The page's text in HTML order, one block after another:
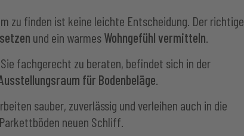
zu finden ist keine leichte Entscheidung. Der richtige
und ein warmesWohngefühl vermitteln
fachgerecht zu beraten, befindet sich in der
für Bodenbeläge
sauber, zuverlässig und verleihen auch in die
neuen Schliff.